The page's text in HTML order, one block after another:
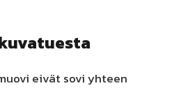
eivät sovi yhteen